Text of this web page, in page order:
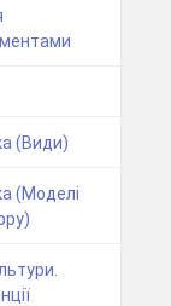
(Види)
(Моделі